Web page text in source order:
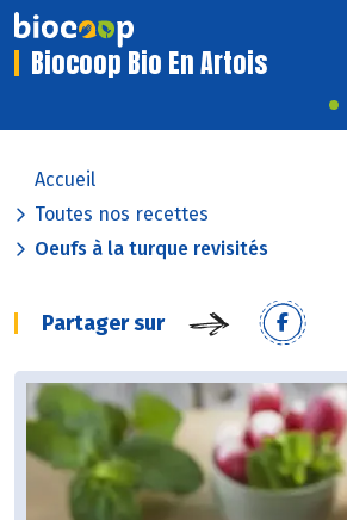
Biocoop Bio En Artois
Accueil
Toutes nos recettes
Oeufs à la turque revisités
Partager sur